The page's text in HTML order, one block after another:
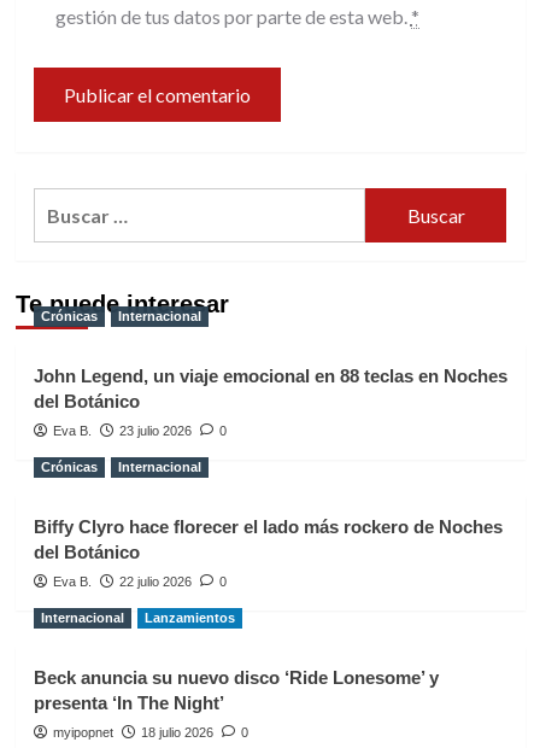
gestión de tus datos por parte de esta web. *
Te puede interesar
Crónicas Internacional
John Legend, un viaje emocional en 88 teclas en Noches
del Botánico
Eva B. 23 julio 2026 0
Crónicas Internacional
Biffy Clyro hace florecer el lado más rockero de Noches
del Botánico
Eva B. 22 julio 2026 0
Internacional Lanzamientos
Beck anuncia su nuevo disco ‘Ride Lonesome’ y
presenta ‘In The Night’
myipopnet 18 julio 2026 0